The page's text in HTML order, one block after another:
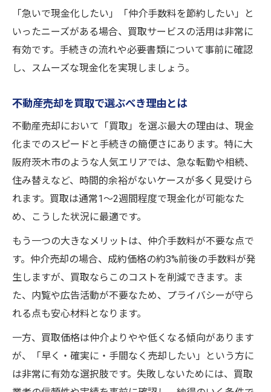
「急いで現金化したい」「仲介手数料を節約したい」と
いったニーズがある場合、買取サービスの活用は非常に
有効です。手続きの流れや必要書類について事前に確認
し、スムーズな現金化を実現しましょう。
不動産売却を買取で選ぶべき理由とは
不動産売却において「買取」を選ぶ最大の理由は、現金
化までのスピードと手続きの簡便さにあります。特に大
阪府茨木市のような人気エリアでは、急な転勤や相続、
住み替えなど、時間的余裕がないケースが多く見受けら
れます。買取は通常1〜2週間程度で現金化が可能なた
め、こうした状況に最適です。
もう一つの大きなメリットは、仲介手数料が不要な点で
す。仲介売却の場合、成約価格の約3%前後の手数料が発
生しますが、買取ならこのコストを削減できます。ま
た、内覧や広告活動が不要なため、プライバシーが守ら
れる点も安心材料となります。
一方、買取価格は仲介よりやや低くなる傾向があります
が、「早く・確実に・手間なく売却したい」という方に
は非常に有効な選択肢です。失敗しないためには、買取